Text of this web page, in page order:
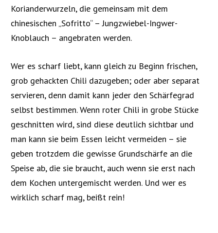
Korianderwurzeln, die gemeinsam mit dem
chinesischen „Sofritto“ – Jungzwiebel-Ingwer-
Knoblauch – angebraten werden.
Wer es scharf liebt, kann gleich zu Beginn frischen,
grob gehackten Chili dazugeben; oder aber separat
servieren, denn damit kann jeder den Schärfegrad
selbst bestimmen. Wenn roter Chili in grobe Stücke
geschnitten wird, sind diese deutlich sichtbar und
man kann sie beim Essen leicht vermeiden – sie
geben trotzdem die gewisse Grundschärfe an die
Speise ab, die sie braucht, auch wenn sie erst nach
dem Kochen untergemischt werden. Und wer es
wirklich scharf mag, beißt rein!